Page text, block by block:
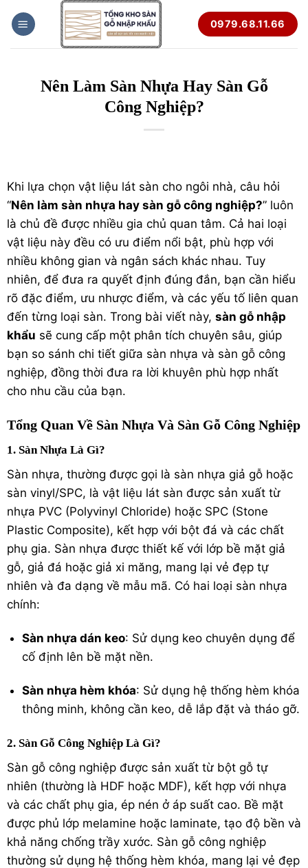
qua
nội
0979.68.11.66
Nên Làm Sàn Nhựa Hay Sàn Gỗ
Công Nghiệp?
Khi lựa chọn vật liệu lát sàn cho ngôi nhà, câu hỏi
“Nên làm sàn nhựa hay sàn gỗ công nghiệp?” luôn
là chủ đề được nhiều gia chủ quan tâm. Cả hai loại
vật liệu này đều có ưu điểm nổi bật, phù hợp với
nhiều không gian và ngân sách khác nhau. Tuy
nhiên, để đưa ra quyết định đúng đắn, bạn cần hiểu
rõ đặc điểm, ưu nhược điểm, và các yếu tố liên quan
đến từng loại sàn. Trong bài viết này, sàn gỗ nhập
khẩu sẽ cung cấp một phân tích chuyên sâu, giúp
bạn so sánh chi tiết giữa sàn nhựa và sàn gỗ công
nghiệp, đồng thời đưa ra lời khuyên phù hợp nhất
cho nhu cầu của bạn.
Tổng Quan Về Sàn Nhựa Và Sàn Gỗ Công Nghiệp
1. Sàn Nhựa Là Gì?
Sàn nhựa, thường được gọi là sàn nhựa giả gỗ hoặc
sàn vinyl/SPC, là vật liệu lát sàn được sản xuất từ
nhựa PVC (Polyvinyl Chloride) hoặc SPC (Stone
Plastic Composite), kết hợp với bột đá và các chất
phụ gia. Sàn nhựa được thiết kế với lớp bề mặt giả
gỗ, giả đá hoặc giả xi măng, mang lại vẻ đẹp tự
nhiên và đa dạng về mẫu mã. Có hai loại sàn nhựa
chính:
Sàn nhựa dán keo: Sử dụng keo chuyên dụng để
cố định lên bề mặt nền.
Sàn nhựa hèm khóa: Sử dụng hệ thống hèm khóa
thông minh, không cần keo, dễ lắp đặt và tháo gỡ.
2. Sàn Gỗ Công Nghiệp Là Gì?
Sàn gỗ công nghiệp được sản xuất từ bột gỗ tự
nhiên (thường là HDF hoặc MDF), kết hợp với nhựa
và các chất phụ gia, ép nén ở áp suất cao. Bề mặt
được phủ lớp melamine hoặc laminate, tạo độ bền và
khả năng chống trầy xước. Sàn gỗ công nghiệp
thường sử dụng hệ thống hèm khóa, mang lại vẻ đẹp